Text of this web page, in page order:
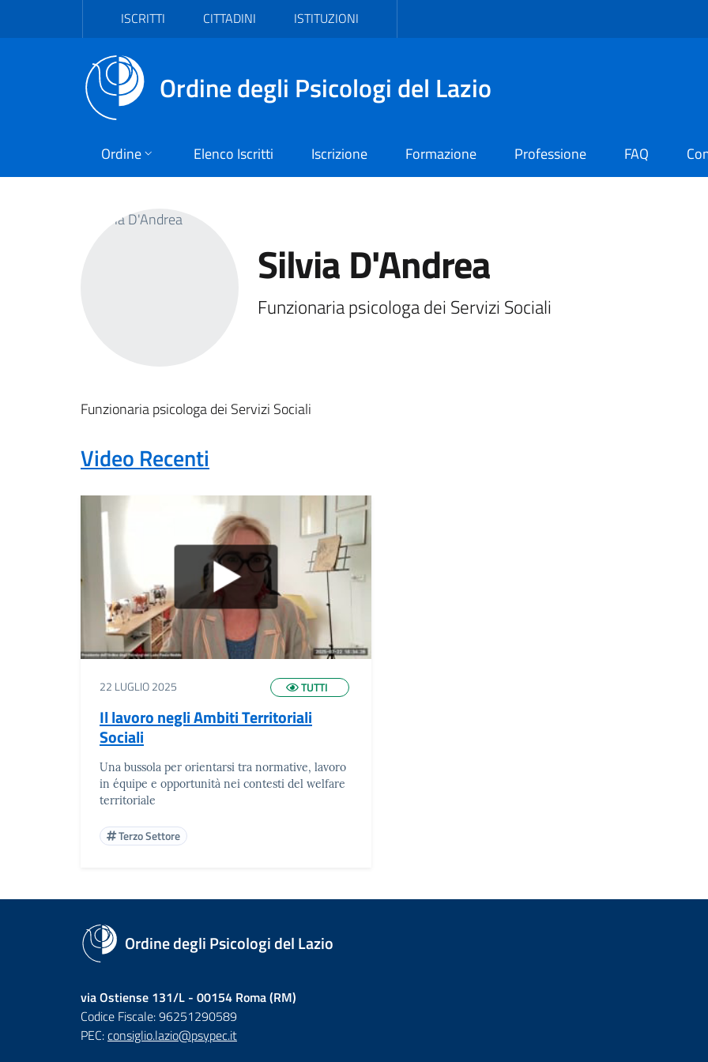
Vai al contenuto principale
ISCRITTI CITTADINI ISTITUZIONI
Ordine degli Psicologi del Lazio
Ordine Elenco Iscritti Iscrizione Formazione Professione FAQ
Silvia D'Andrea
Funzionaria psicologa dei Servizi Sociali
Funzionaria psicologa dei Servizi Sociali
Video Recenti
TUTTI
22 LUGLIO 2025
Il lavoro negli Ambiti Territoriali
Sociali
Una bussola per orientarsi tra normative, lavoro
in équipe e opportunità nei contesti del welfare
territoriale
Terzo Settore
Ordine degli Psicologi del Lazio
via Ostiense 131/L - 00154 Roma (RM)
Codice Fiscale: 96251290589
PEC:consiglio.lazio@psypec.it